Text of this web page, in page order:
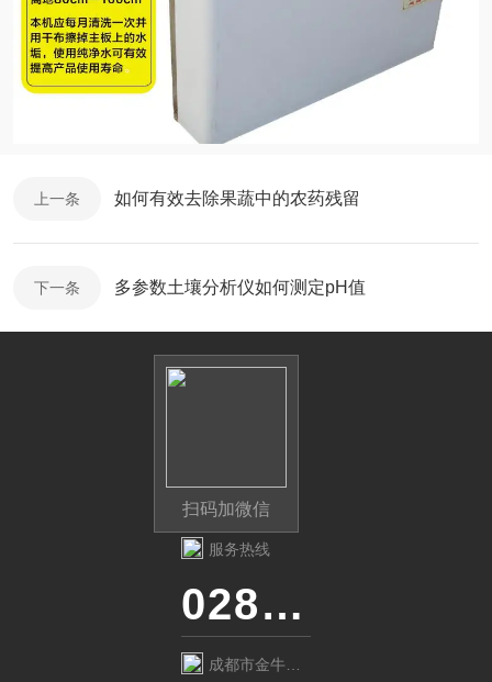
上一条 如何有效去除果蔬中的农药残留
下一条 多参数土壤分析仪如何测定pH值
扫码加微信
服务热线
028-87741718
成都市金牛区